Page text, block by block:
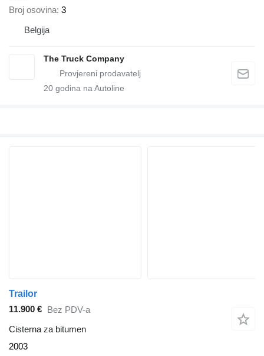
Broj osovina 3
Belgija
The Truck Company
20 godina na Autoline
Trailor
11.900 € Bez PDV-a
Cisterna za bitumen
2003